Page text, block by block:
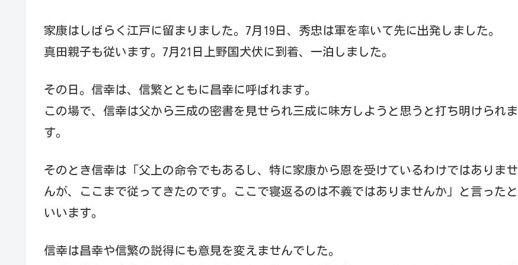
家康はしばらく江戸に留まりました。7月19日、秀忠は軍を率いて先に出発しました。
真田親子も従います。7月21日上野国犬伏に到着、一泊しました。
その日。信幸は、信繁とともに昌幸に呼ばれます。
この場で、信幸は父から三成の密書を見せられ三成に味方しようと思うと打ち明けられま
す。
そのとき信幸は「父上の命令でもあるし、特に家康から恩を受けているわけではありませ
んが、ここまで従ってきたのです。ここで寝返るのは不義ではありませんか」と言ったと
いいます。
信幸は昌幸や信繁の説得にも意見を変えませんでした。